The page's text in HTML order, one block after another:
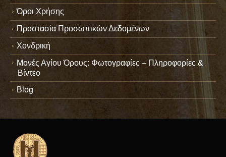
Όροι Χρήσης
Προστασία Προσωπικών Δεδομένων
Χονδρική
Μονές Αγίου Όρους: Φωτογραφίες – Πληροφορίες &
Βίντεο
Blog